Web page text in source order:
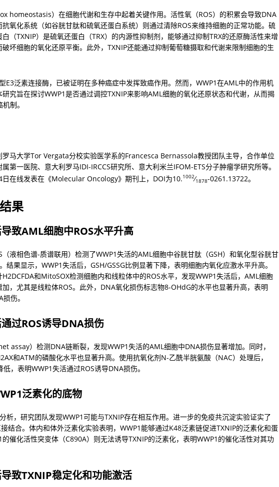
homeostasis）在细胞代谢和生存中起着关键作用。活性氧（ROS）的积累会导致DNA
氧化系统（如谷胱甘肽和硫氧还蛋白系统）则通过清除ROS来维持细胞的正常功能。硫
（TXNIP）是硫氧还蛋白（TRX）的内源性抑制剂，能够通过抑制TRX的还原酶活性来增
破坏细胞的氧化还原平衡。此外，TXNIP还能通过抑制葡萄糖摄取和代谢来限制细胞的生
E3泛素连接酶，已被证明在多种癌症中发挥致癌作用。然而，WWP1在AML中的作用机
究旨在探讨WWP1是否通过调控TXNIP来影响AML细胞的氧化还原状态和代谢，从而揭
制。
罗马大学Tor Vergata分校实验医学系的Francesca Bernassola教授团队主导，合作单位
第一医院、意大利罗马IDI-IRCCS研究所、意大利米兰IFOM-ETS分子肿瘤学研究所等。
日在线发表在《Molecular Oncology》期刊上，DOI为10.1002⁄1878-0261.13722。
果
致AML细胞中ROS水平升高
液相色谱-质谱联用）检测了WWP1失活的AML细胞中谷胱甘肽（GSH）和氧化型谷胱甘
结果显示，WWP1失活后，GSH/GSSG比例显著下降，表明细胞内氧化应激水平升高。
和MitoSOX检测细胞内和线粒体中的ROS水平，发现WWP1失活后，AML细胞
加，尤其是线粒体ROS。此外，DNA氧化损伤标志物8-OHdG的水平也显著升高，表明
伤。
过ROS诱导DNA损伤
assay）检测DNA链断裂，发现WWP1失活的AML细胞中DNA损伤显著增加。同时，
和ATM的磷酸化水平也显著升高。使用抗氧化剂N-乙酰半胱氨酸（NAC）处理后，
，表明WWP1失活通过ROS诱导DNA损伤。
泛素化的底物
析，研究团队发现WWP1可能与TXNIP存在相互作用。进一步的免疫共沉淀实验证实了
结合。体内和体外泛素化实验表明，WWP1能够通过K48泛素链促进TXNIP的泛素化和蛋
的催化活性突变体（C890A）则无法诱导TXNIP的泛素化，表明WWP1的催化活性对其功
致TXNIP稳定化和功能激活